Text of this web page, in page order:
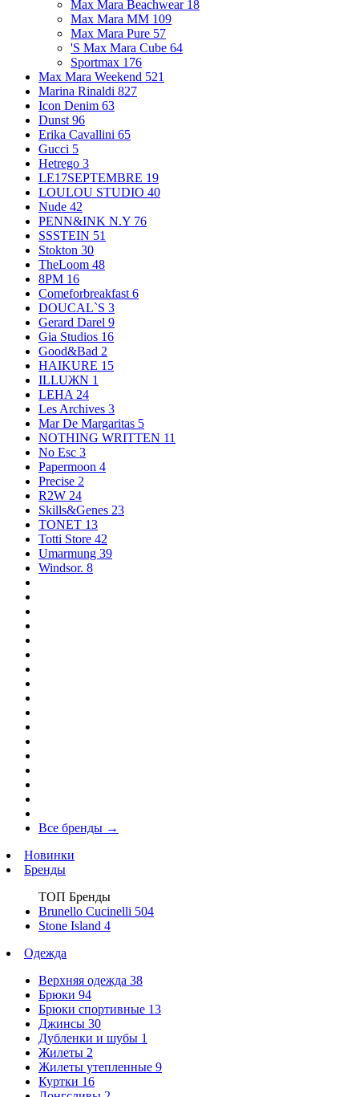
Max Mara Beachwear 18
Max Mara MM 109
Max Mara Pure 57
'S Max Mara Cube 64
Sportmax 176
Max Mara Weekend 521
Marina Rinaldi 827
Icon Denim 63
Dunst 96
Erika Cavallini 65
Gucci 5
Hetrego 3
LE17SEPTEMBRE 19
LOULOU STUDIO 40
Nude 42
PENN&INK N.Y 76
SSSTEIN 51
Stokton 30
TheLoom 48
8PM 16
Comeforbreakfast 6
DOUCAL`S 3
Gerard Darel 9
Gia Studios 16
Good&Bad 2
HAIKURE 15
ILLUЖN 1
LEHA 24
Les Archives 3
Mar De Margaritas 5
NOTHING WRITTEN 11
No Esc 3
Papermoon 4
Precise 2
R2W 24
Skills&Genes 23
TONET 13
Totti Store 42
Umarmung 39
Windsor. 8
Все бренды →
Новинки
Бренды
ТОП Бренды
Brunello Cucinelli 504
Stone Island 4
Одежда
Верхняя одежда 38
Брюки 94
Брюки спортивные 13
Джинсы 30
Дубленки и шубы 1
Жилеты 2
Жилеты утепленные 9
Куртки 16